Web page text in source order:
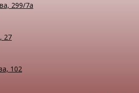
299/7а
27
102